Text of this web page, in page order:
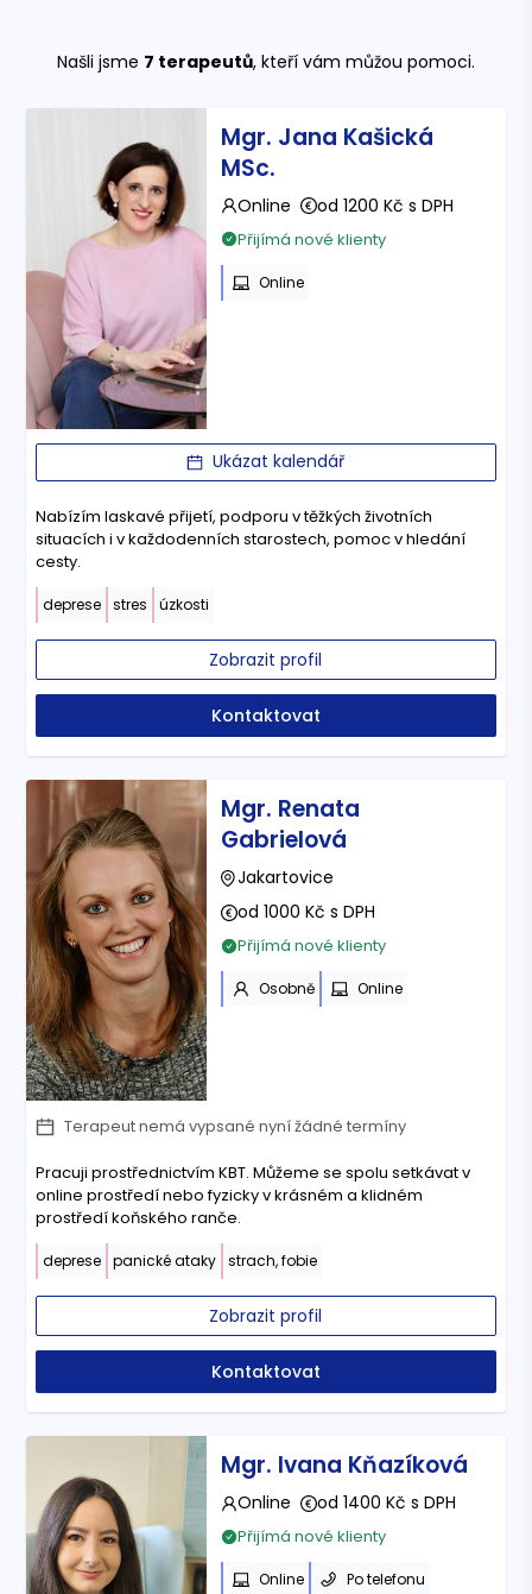
Našli jsme 7 terapeutů, kteří vám můžou pomoci.
Mgr. Jana Kašická
MSc.
Online od 1200 Kč s DPH
Přijímá nové klienty
Online
Ukázat kalendář
Nabízím laskavé přijetí, podporu v těžkých životních
situacích i v každodenních starostech, pomoc v hledání
cesty.
deprese stres úzkosti
Zobrazit profil
Kontaktovat
Mgr. Renata
Gabrielová
Jakartovice
od 1000 Kč s DPH
Přijímá nové klienty
Osobně Online
Terapeut nemá vypsané nyní žádné termíny
Pracuji prostřednictvím KBT. Můžeme se spolu setkávat v
online prostředí nebo fyzicky v krásném a klidném
prostředí koňského ranče.
deprese panické ataky strach, fobie
Zobrazit profil
Kontaktovat
Mgr. Ivana Kňazíková
Online od 1400 Kč s DPH
Přijímá nové klienty
Online Po telefonu